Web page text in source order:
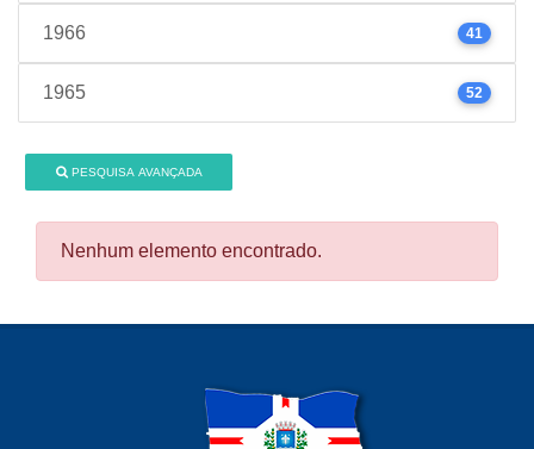
1966 41
1965 52
PESQUISA AVANÇADA
Nenhum elemento encontrado.